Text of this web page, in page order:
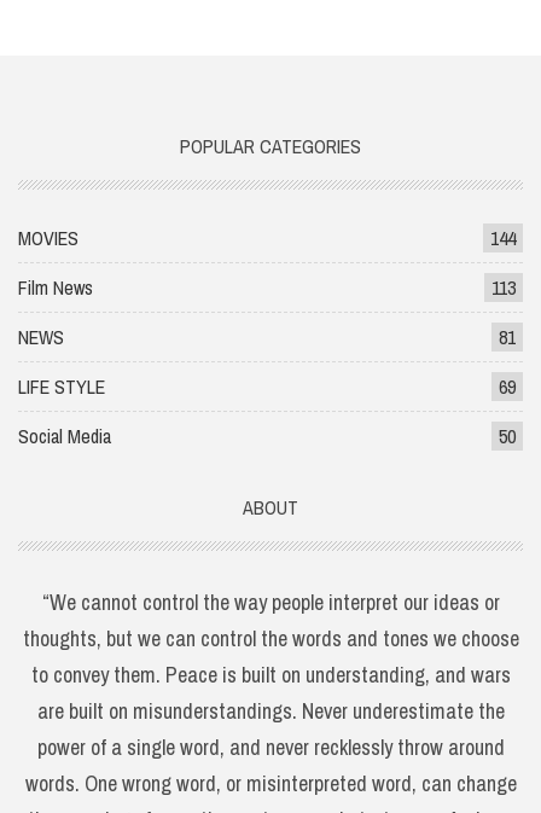
POPULAR CATEGORIES
MOVIES
144
Film News
113
NEWS
81
LIFE STYLE
69
Social Media
50
ABOUT
“We cannot control the way people interpret our ideas or
thoughts, but we can control the words and tones we choose
to convey them. Peace is built on understanding, and wars
are built on misunderstandings. Never underestimate the
power of a single word, and never recklessly throw around
words. One wrong word, or misinterpreted word, can change